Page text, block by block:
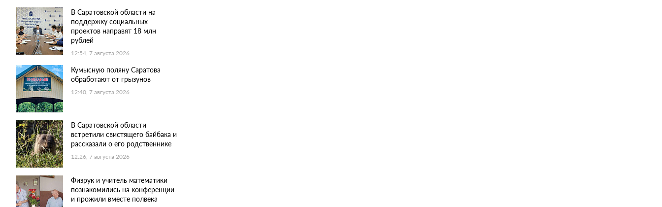
В Саратовской области на
поддержку социальных
проектов направят 18 млн
рублей
12:54, 7 августа 2026
Кумысную поляну Саратова
обработают от грызунов
12:40, 7 августа 2026
В Саратовской области
встретили свистящего байбака и
рассказали о его родственнике
12:26, 7 августа 2026
Физрук и учитель математики
познакомились на конференции
и прожили вместе полвека